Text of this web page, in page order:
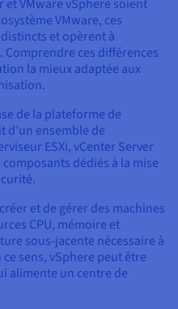
et VMware vSphere soient
VMware, ces
et opèrent à
ces différences
la mieux adaptée aux
de la plateforme de
d’un ensemble de
ESXi, vCenter Server
dédiés à la mise
et de gérer des machines
CPU, mémoire et
sous-jacente nécessaire à
sens, vSphere peut être
alimente un centre de